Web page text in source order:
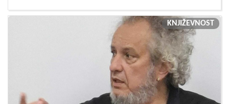
KNJIŽEVNOST